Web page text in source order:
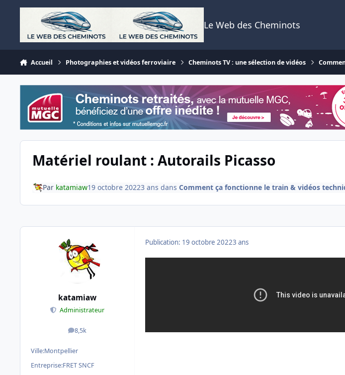
Aller au contenu
Le Web des Cheminots
Accueil Photographies et vidéos ferroviaire Cheminots TV : une sélection de vidéos
Matériel roulant : Autorails Picasso
Par katamiaw19 octobre 20223 ans dans Comment ça fonctionne le train & vidéos
katamiaw
Administrateur
8,5k
messages
Ville:Montpellier
Entreprise:FRET SNCF
Publication: 19 octobre 20223 ans